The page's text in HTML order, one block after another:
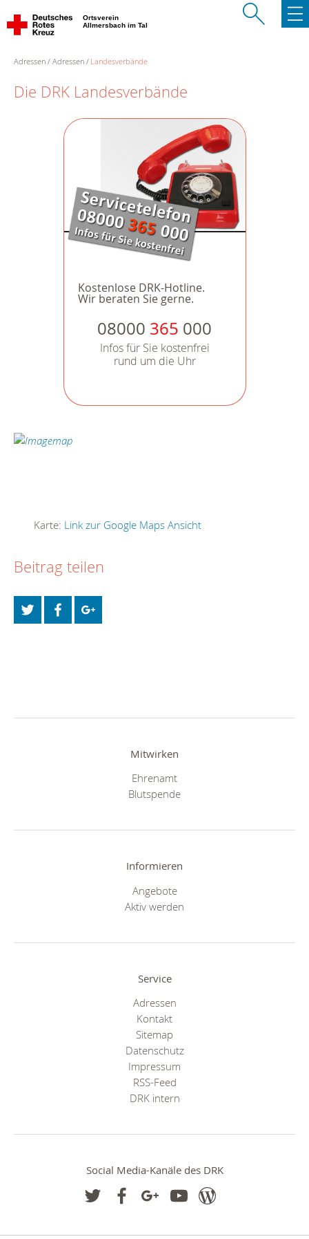
Ortsverein
Allmersbach im Tal
Adressen Adressen Landesverbände
Die DRK Landesverbände
Kostenlose DRK-Hotline.
Wir beraten Sie gerne.
08000 365 000
Infos für Sie kostenfrei
rund um die Uhr
Karte: Link zur Google Maps Ansicht
Beitrag teilen
Mitwirken
Ehrenamt
Blutspende
Informieren
Angebote
Aktiv werden
Service
Adressen
Kontakt
Sitemap
Datenschutz
Impressum
RSS-Feed
DRK intern
Social Media-Kanäle des DRK